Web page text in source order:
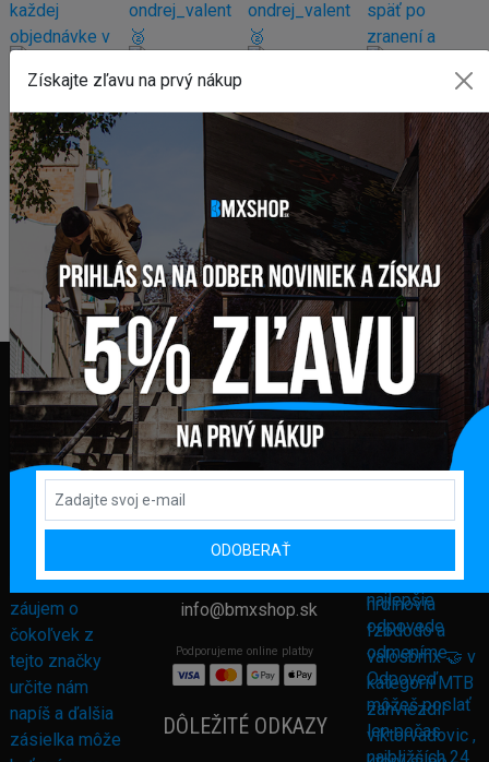
FAKTURAČNÁ ADRESA
Námestie sv. Martina 708/30
082 71 Lipany
Slovensko
+421 948 374 905
info@bmxshop.sk
Podporujeme online platby
DÔLEŽITÉ ODKAZY
Získajte zľavu na prvý nákup
ODOBERAŤ